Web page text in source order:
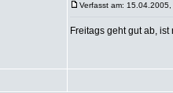
Verfasst am:
Freitags geht gut ab,